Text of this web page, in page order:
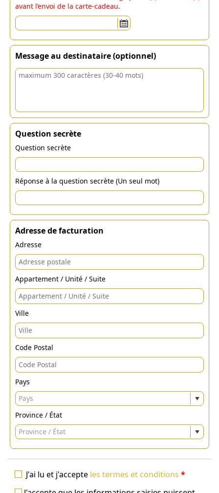
avant l’envoi de la carte-cadeau.
Message au destinataire (optionnel)
Question secrète
Question secrète
Réponse à la question secrète (Un seul mot)
Adresse de facturation
Adresse
Appartement / Unité / Suite
Ville
Code Postal
Pays
Pays
Province / État
Province / État
J'ai lu et j'accepte les termes et conditions *